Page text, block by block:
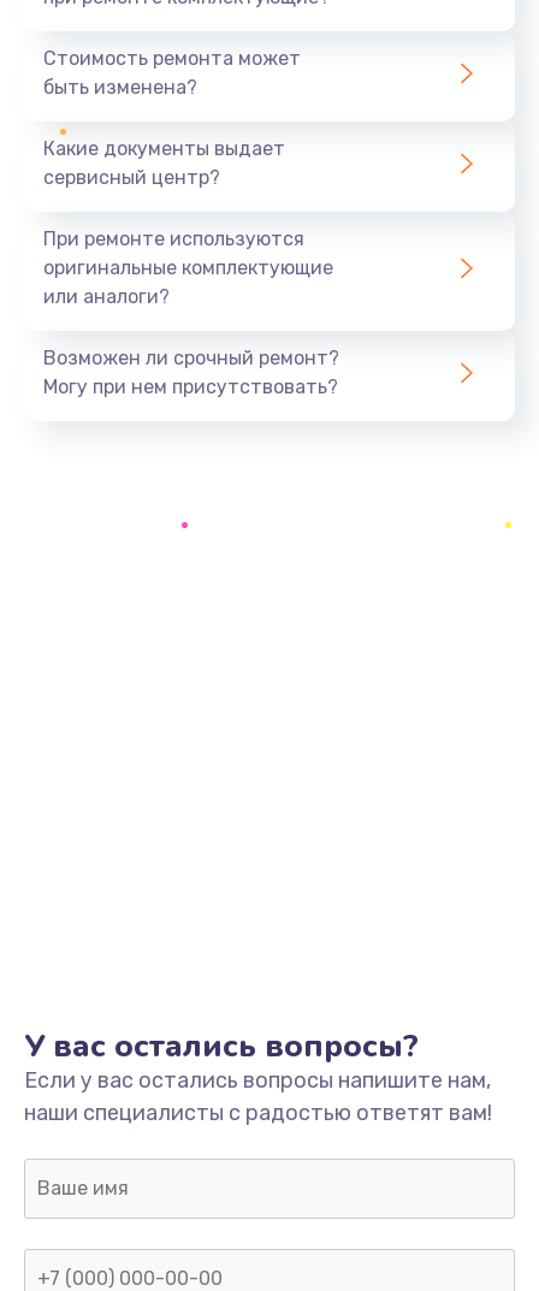
700 руб.
Ремонт разъема
Замена фейдеров
Заказать
Стоимость ремонта может
быть изменена?
Какие документы выдает
сервисный центр?
При ремонте используются
оригинальные комплектующие
или аналоги?
Возможен ли срочный ремонт?
Могу при нем присутствовать?
У вас остались вопросы?
Если у вас остались вопросы напишите нам,
наши специалисты с радостью ответят вам!